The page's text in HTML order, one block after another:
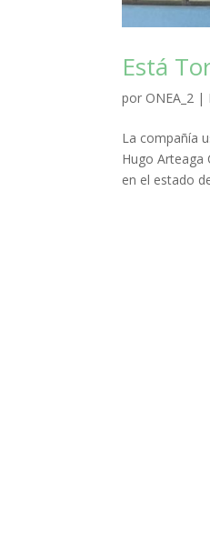
Está
por ONEA_2 |
La compañía
Hugo Arteaga
en el estado